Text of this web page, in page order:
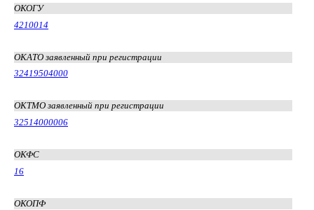
ОКОГУ
4210014
ОКАТО заявленный при регистрации
32419504000
ОКТМО заявленный при регистрации
32514000006
ОКФС
16
ОКОПФ